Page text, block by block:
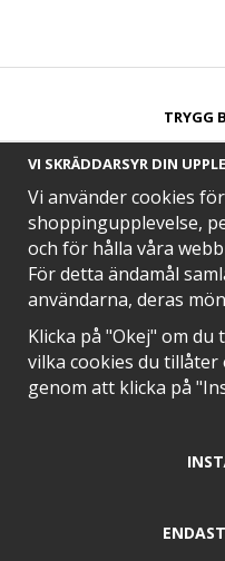
TRYGG
SNABB
VI SKRÄDDARSYR DIN
Vi använder cookies
shoppingupplevelse,
och för hålla våra
För detta ändamål
användarna, deras
Klicka på "Okej" om
vilka cookies du tillåter
genom att klicka på